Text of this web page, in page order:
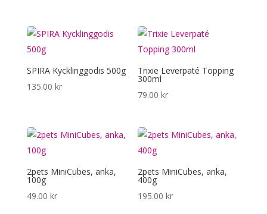
SPIRA Kycklinggodis 500g
135.00 kr
Trixie Leverpaté Topping
300ml
79.00kr
2pets MiniCubes, anka,
100g
49.00 kr
2pets MiniCubes, anka,
400g
195.00kr